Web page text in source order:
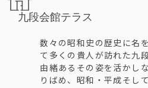
九段会館テラス
数々の昭和史の歴史に名
て多くの貴人が訪れた九段
由緒あるその姿を活かし
りばめ、昭和・平成そし